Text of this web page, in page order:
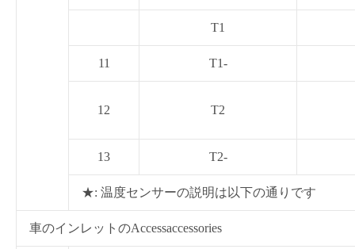
T1
11 T1-
12 T2
13 T2-
★: 温度センサーの説明は以下の通りです
車のインレットのAccessaccessories